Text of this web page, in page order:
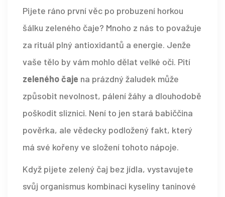
Pijete ráno první věc po probuzení horkou
šálku zeleného čaje? Mnoho z nás to považuje
za rituál plný antioxidantů a energie. Jenže
vaše tělo by vám mohlo dělat velké oči. Pití
zeleného čaje na prázdný žaludek může
způsobit nevolnost, pálení žáhy a dlouhodobě
poškodit sliznici. Není to jen stará babiččina
pověrka, ale vědecky podložený fakt, který
má své kořeny ve složení tohoto nápoje.
Když pijete zelený čaj bez jídla, vystavujete
svůj organismus kombinaci kyseliny taninové